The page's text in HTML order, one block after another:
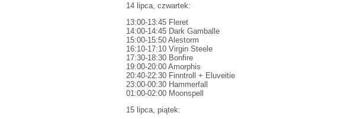
14 lipca, czwartek:
13:00-13:45 Fleret
14:00-14:45 Dark Gamballe
15:00-15:50 Alestorm
16:10-17:10 Virgin Steele
17:30-18:30 Bonfire
19:00-20:00 Amorphis
20:40-22:30 Finntroll + Eluveitie
23:00-00:30 Hammerfall
01:00-02:00 Moonspell
15 lipca, piątek: